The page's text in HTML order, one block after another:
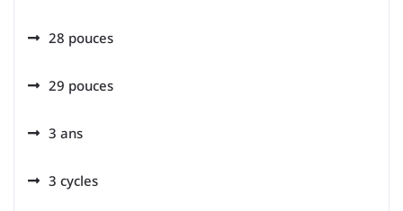
28 pouces
29 pouces
3 ans
3 cycles